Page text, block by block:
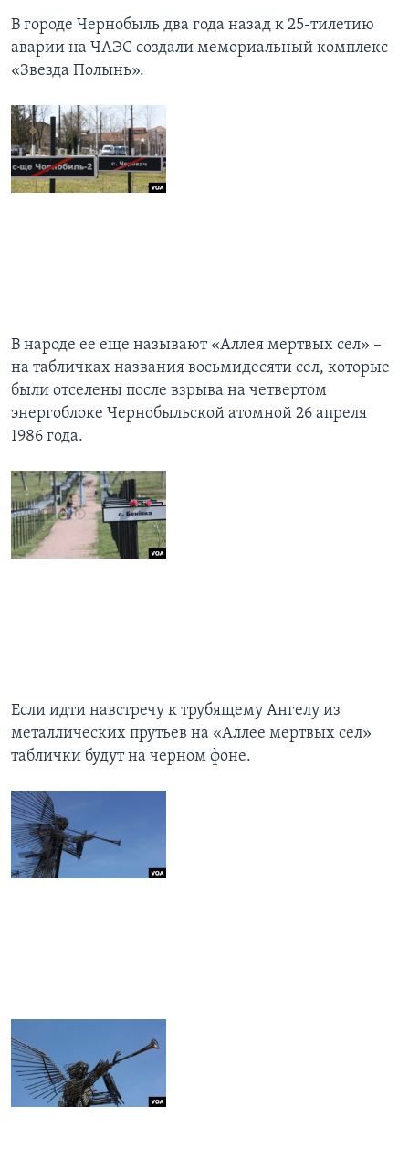
В городе Чернобыль два года назад к 25-тилетию
аварии на ЧАЭС создали мемориальный комплекс
«Звезда Полынь».
В народе ее еще называют «Аллея мертвых сел» –
на табличках названия восьмидесяти сел, которые
были отселены после взрыва на четвертом
энергоблоке Чернобыльской атомной 26 апреля
1986 года.
Если идти навстречу к трубящему Ангелу из
металлических прутьев на «Аллее мертвых сел»
таблички будут на черном фоне.